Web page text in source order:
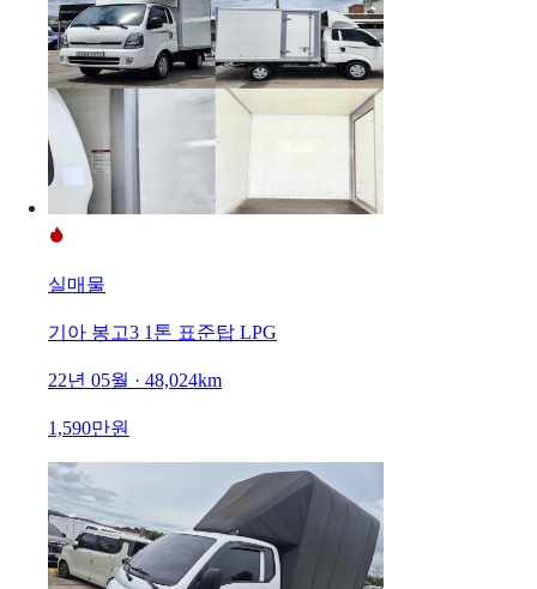
실매물
기아 봉고3 1톤 표준탑 LPG
22년 05월 · 48,024km
1,590만원